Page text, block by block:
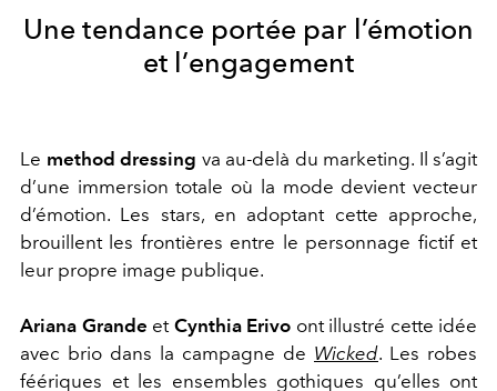
Une tendance portée par l’émotion
et l’engagement
Le method dressing va au-delà du marketing. Il s’agit
d’une immersion totale où la mode devient vecteur
d’émotion. Les stars, en adoptant cette approche,
brouillent les frontières entre le personnage fictif et
leur propre image publique.
Ariana Grande etCynthia Erivo ont illustré cette idée
avec brio dans la campagne de Wicked. Les robes
féériques et les ensembles gothiques qu’elles ont